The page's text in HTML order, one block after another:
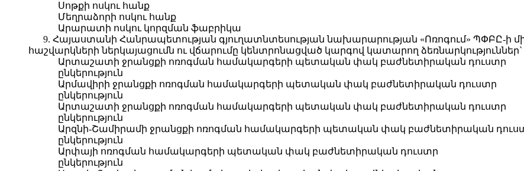
Սոթքի ոսկու հանք
Մեղրաձորի ոսկու հանք
Արարատի ոսկու կորզման ֆաբրիկա
9. Հայաստանի Հանրապետության գյուղատնտեսության նախարարության «Ոռոգում» ՊՓԲԸ-ի
հաշվարկների ներկայացումն ու վճարումը կենտրոնացված կարգով կատարող ձեռնարկություններ`
Արտաշատի ջրանցքի ոռոգման համակարգերի պետական փակ բաժնետիրական դուստր
ընկերություն
Արմավիրի ջրանցքի ոռոգման համակարգերի պետական փակ բաժնետիրական դուստր
ընկերություն
Արտաշատի ջրանցքի ոռոգման համակարգերի պետական փակ բաժնետիրական դուստր
ընկերություն
Արզնի-Շամիրամի ջրանցքի ոռոգման համակարգերի պետական փակ բաժնետիրական
ընկերություն
Արփայի ոռոգման համակարգերի պետական փակ բաժնետիրական դուստր
ընկերություն